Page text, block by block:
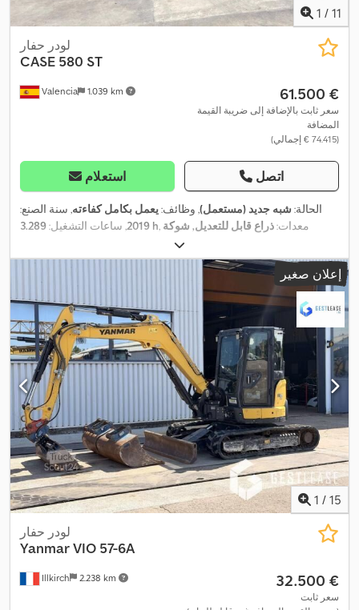
1 / 11
Valencia 1.039 km
لودر حفار
CASE 580 ST
‏61.500 €
سعر ثابت بالإضافة إلى ضريبة القيمة
المضافة
(‏74.415 € إجمالي)
استعلام اتصل
الحالة: شبه جديد (مستعمل), وظائف:يعمل بكامل كفاءته, سنة الصنع:
2019, ساعات التشغيل: 3.289 h , معدات:ذراع قابل للتعديل, شوكة
إعلان صغير
1 / 15
Illkirch 2.238 km
لودر حفار
YanmarVIO 57-6A
‏32.500 €
سعر ثابت